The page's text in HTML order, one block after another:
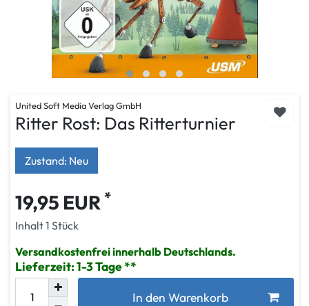
United Soft Media Verlag GmbH
Ritter Rost: Das Ritterturnier
Zustand: Neu
19,95 EUR *
Inhalt1 Stück
Versandkostenfrei innerhalb Deutschlands.
Lieferzeit: 1-3 Tage
In den Warenkorb